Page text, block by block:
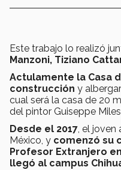
Este trabajo lo realizó
Manzoni, Tiziano
Actulamente la Casa
construcción y
cual será la casa de 20
del pintor Guiseppe
Desde el 2017, el joven
México, y comenzó su
Profesor Extranjero
llegó al campus